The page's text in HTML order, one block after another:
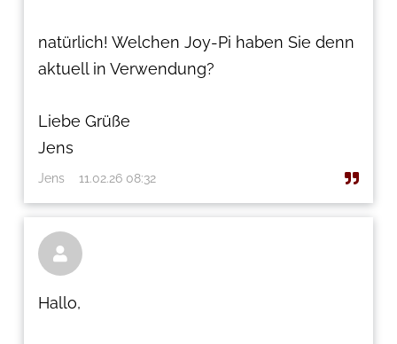
natürlich! Welchen Joy-Pi haben Sie denn
aktuell in Verwendung?
Liebe Grüße
Jens
Jens 11.02.26 08:32

Hallo,